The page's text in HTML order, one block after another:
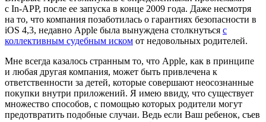
с In-APP, после ее запуска в конце 2009 года. Даже несмотря
на то, что компания позаботилась о гарантиях безопасности в
iOS 4,3, недавно Apple была вынуждена столкнуться с
коллективным судебным иском от недовольных родителей.
Мне всегда казалось странным то, что Apple, как в принципе
и любая другая компания, может быть привлечена к
ответственности за детей, которые совершают неосознанные
покупки внутри приложений. Я имею ввиду, что существует
множество способов, с помощью которых родители могут
предотвратить подобные случаи. Ведь если Ваш ребенок, съев